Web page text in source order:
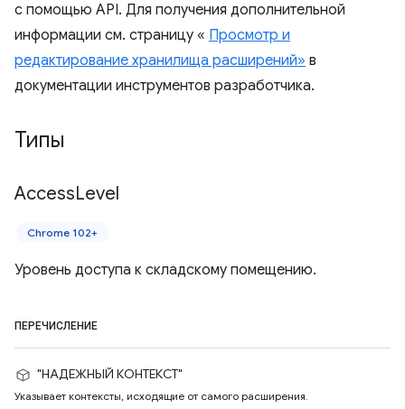
с помощью API. Для получения дополнительной
информации см. страницу « Просмотр и
редактирование хранилища расширений» в
документации инструментов разработчика.
Типы
AccessLevel
Chrome 102+
Уровень доступа к складскому помещению.
ПЕРЕЧИСЛЕНИЕ
"НАДЕЖНЫЙ КОНТЕКСТ"
Указывает контексты, исходящие от самого расширения.